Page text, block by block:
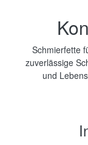
Schmierfette
zuverlässige
und